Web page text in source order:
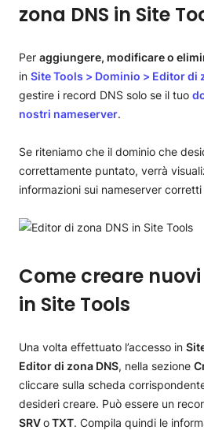
zona DNS in Site
Per aggiungere, modificare o
in Site Tools > Dominio > Editor di
gestire i record DNS solo se il tuo
nostri nameserver.
Se riteniamo che il dominio che
correttamente puntato, verrà
informazioni sui nameserver
Come creare nuovi
in Site Tools
Una volta effettuato l’accesso in
Editor di zona DNS, nella sezione
cliccare sulla scheda
desideri creare. Può essere un
SRVoTXT. Compila quindi le